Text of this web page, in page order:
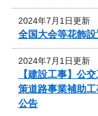
2024年7月1日更新
全国大会等花飾設
2024年7月1日更新
【建設工事】公
策道路事業補助
公告